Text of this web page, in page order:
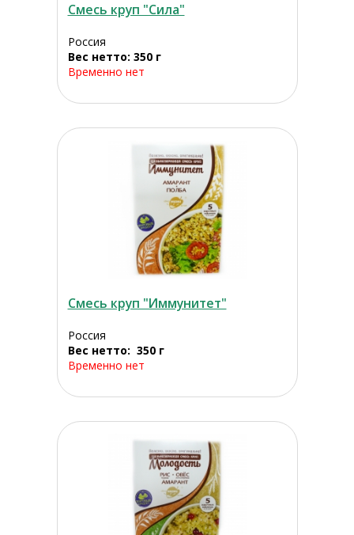
Смесь круп "Сила"
Россия
Вес нетто: 350 г
Временно нет
Смесь круп "Иммунитет"
Россия
Вес нетто: 350 г
Временно нет